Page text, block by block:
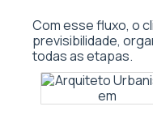
Com esse fluxo, o
previsibilidade,
todas as etapas.